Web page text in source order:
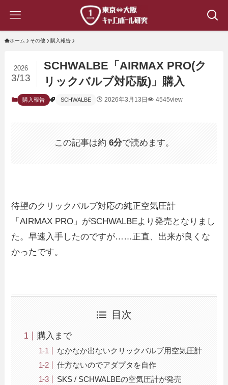
ホーム その他 購入報告
SCHWALBE「AIRMAX PRO(ク
リックバルブ対応版)」購入
2026
3/13
購入報告 SCHWALBE 2026年3月13日 4545view
この記事は約 6分で読めます。
待望のクリックバルブ対応の純正空気圧計
「AIRMAX PRO」がSCHWALBEより発売となりまし
た。早速入手したのですが……正直、出来が良くな
かったです。
目次
購入まで
なかなか出ないクリックバルブ用空気圧計
仕方ないのでアダプタを自作
SKS / SCHWALBEの空気圧計が発売